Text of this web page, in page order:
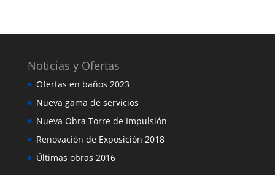
Noticias y Ofertas
Ofertas en baños 2023
Nueva gama de servicios
Nueva Obra Torre de Impulsión
Renovación de Exposición 2018
Últimas obras 2016